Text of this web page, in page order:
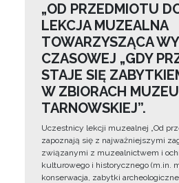
„OD PRZEDMIOTU
LEKCJA MUZEALNA
TOWARZYSZĄCA
CZASOWEJ „GDY
STAJE SIĘ
W ZBIORACH
TARNOWSKIEJ”.
Uczestnicy lekcji muzealnej „Od
zapoznają się z najważniejszymi
związanymi z muzealnictwem i
kulturowego i historycznego (m.in.
konserwacja, zabytki